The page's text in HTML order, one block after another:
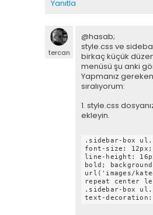
Yanıtla
tercan
@hasab;
style.css ve
birkaç küçük
menüsü şu anki
Yapmanız
sıralıyorum:
1. style.css
ekleyin.
.sidebar-box
font-size:
line-height:
bold;
url('images/
repeat center
.sidebar-box
text-